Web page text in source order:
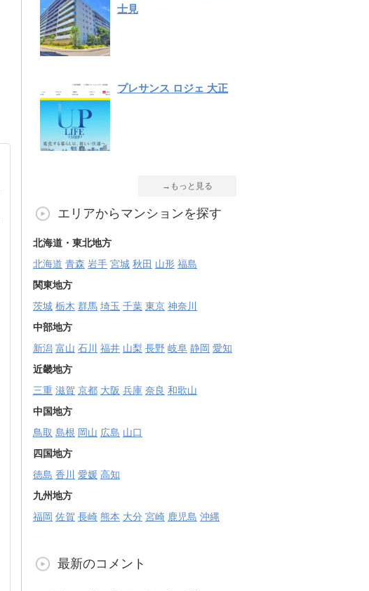
士見
プレサンス ロジェ 大正
→もっと見る
エリアからマンションを探す
北海道・東北地方
北海道 青森 岩手 宮城 秋田 山形 福島
関東地方
茨城 栃木 群馬 埼玉 千葉 東京 神奈川
中部地方
新潟 富山 石川 福井 山梨 長野 岐阜 静岡 愛知
近畿地方
三重 滋賀 京都 大阪 兵庫 奈良 和歌山
中国地方
鳥取 島根 岡山 広島 山口
四国地方
徳島 香川 愛媛 高知
九州地方
福岡 佐賀 長崎 熊本 大分 宮崎 鹿児島 沖縄
最新のコメント